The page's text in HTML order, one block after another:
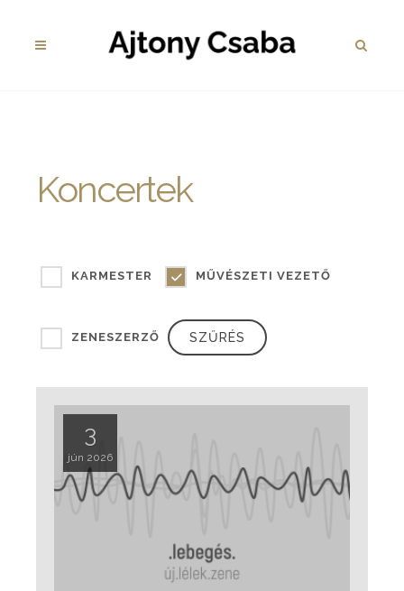
Koncertek
KARMESTER MŰVÉSZETI VEZETŐ
ZENESZERZŐ
3
jún 2026